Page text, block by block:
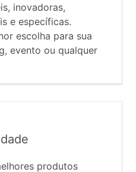
inovadoras,
e específicas.
escolha para sua
evento ou qualquer
produtos